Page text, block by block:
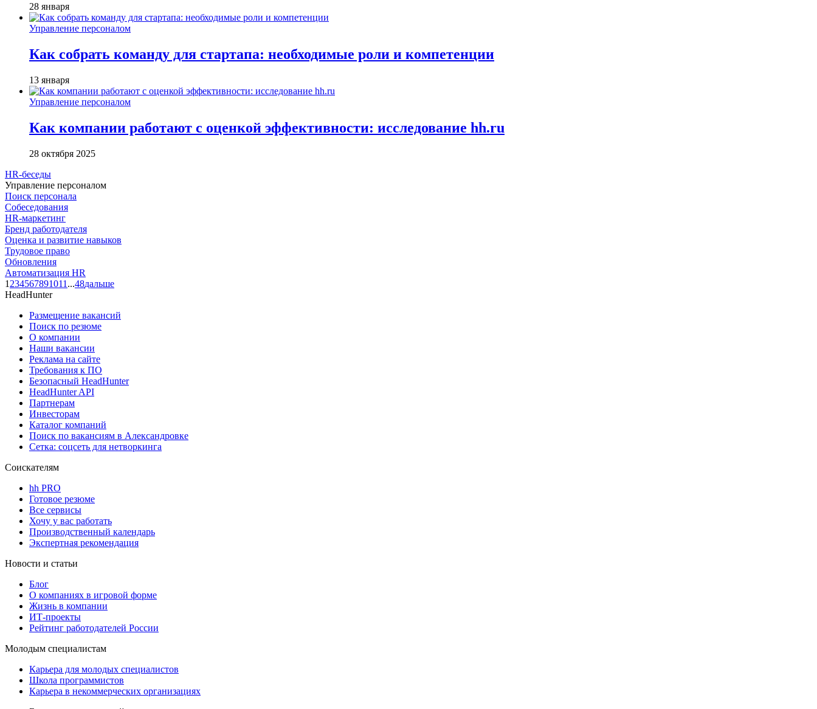
28 января
Управление персоналом
Как собрать команду для стартапа: необходимые роли и компетенции
13 января
Управление персоналом
Как компании работают с оценкой эффективности: исследование hh.ru
28 октября 2025
HR-беседы
Управление персоналом
Поиск персонала
Собеседования
HR-маркетинг
Бренд работодателя
Оценка и развитие навыков
Трудовое право
Обновления
Автоматизация HR
1 234567891011 ...48дальше
HeadHunter
Размещение вакансий
Поиск по резюме
О компании
Наши вакансии
Реклама на сайте
Требования к ПО
Безопасный HeadHunter
HeadHunter API
Партнерам
Инвесторам
Каталог компаний
Поиск по вакансиям в Александровке
Сетка: соцсеть для нетворкинга
Соискателям
hh PRO
Готовое резюме
Все сервисы
Хочу у вас работать
Производственный календарь
Экспертная рекомендация
Новости и статьи
Блог
О компаниях в игровой форме
Жизнь в компании
ИТ-проекты
Рейтинг работодателей России
Молодым специалистам
Карьера для молодых специалистов
Школа программистов
Карьера в некоммерческих организациях